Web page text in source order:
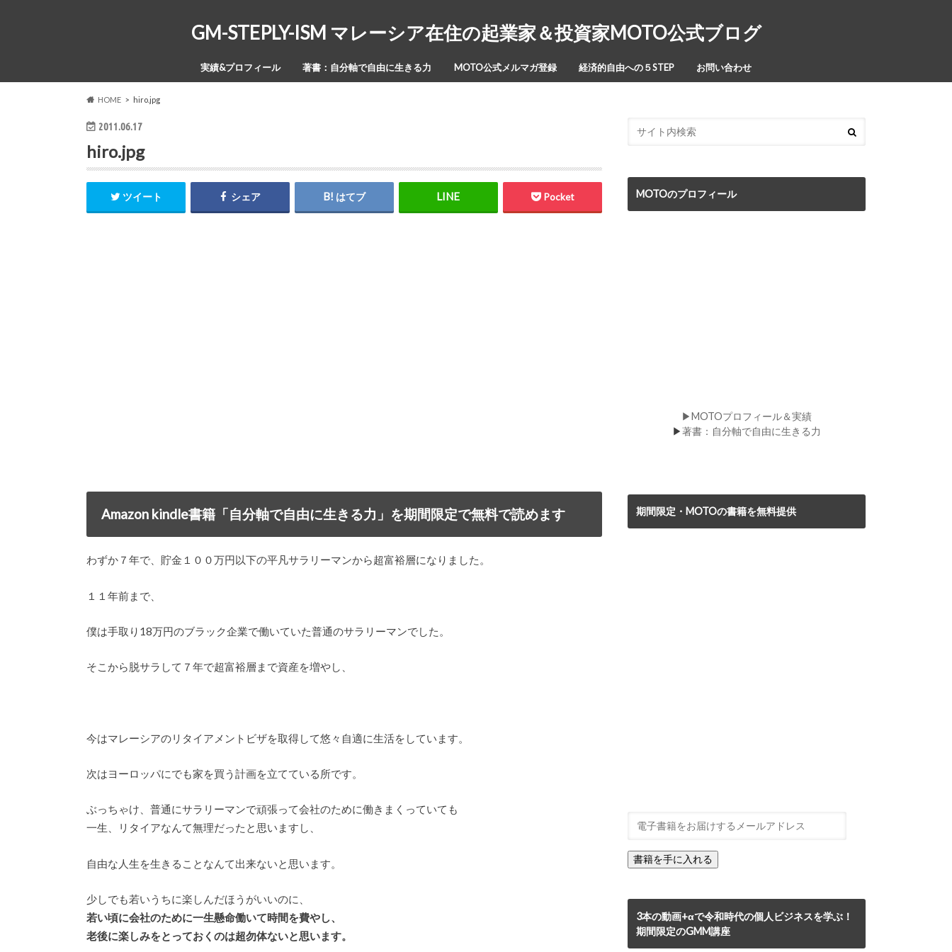
GM-STEPLY-ISM マレーシア在住の起業家＆投資家MOTO公式ブログ
実績&プロフィール 著書：自分軸で自由に生きる力 MOTO公式メルマガ登録 経済的自由への５STEP お問い合わせ
HOME hiro.jpg
2011.06.17
hiro.jpg
ツイート シェア はてブ Pocket
Amazon kindle書籍「自分軸で自由に生きる力」を期間限定で無料で読めます
わずか７年で、貯金１００万円以下の平凡サラリーマンから超富裕層になりました。
１１年前まで、
僕は手取り18万円のブラック企業で働いていた普通のサラリーマンでした。
そこから脱サラして７年で超富裕層まで資産を増やし、
今はマレーシアのリタイアメントビザを取得して悠々自適に生活をしています。
次はヨーロッパにでも家を買う計画を立てている所です。
ぶっちゃけ、普通にサラリーマンで頑張って会社のために働きまくっていても
一生、リタイアなんて無理だったと思いますし、
自由な人生を生きることなんて出来ないと思います。
少しでも若いうちに楽しんだほうがいいのに、
若い頃に会社のために一生懸命働いて時間を費やし、
老後に楽しみをとっておくのは超勿体ないと思います。
MOTOのプロフィール
▶MOTOプロフィール＆実績
▶著書：自分軸で自由に生きる力
期間限定・MOTOの書籍を無料提供
3本の動画+αで令和時代の個人ビジネスを学ぶ！
期間限定のGMM講座